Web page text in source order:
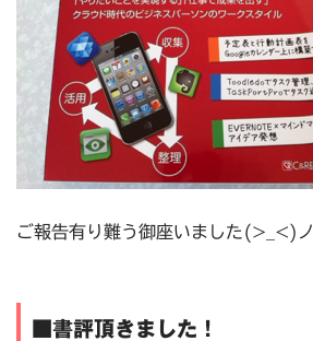
ご報告有り難う御座いました(>_<)ノ
■書評頂きました！